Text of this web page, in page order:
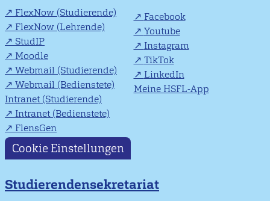
FlexNow (Studierende)
FlexNow (Lehrende)
StudIP
Moodle
Webmail (Studierende)
Webmail (Bedienstete)
Intranet (Studierende)
Intranet (Bedienstete)
FlensGen
Facebook
Youtube
Instagram
TikTok
LinkedIn
Meine HSFL-App
Cookie Einstellungen
Studierendensekretariat